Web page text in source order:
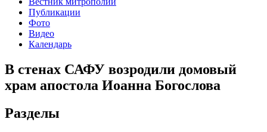
Публикации
Фото
Видео
Календарь
В стенах САФУ возродили домовый
храм апостола Иоанна Богослова
Разделы